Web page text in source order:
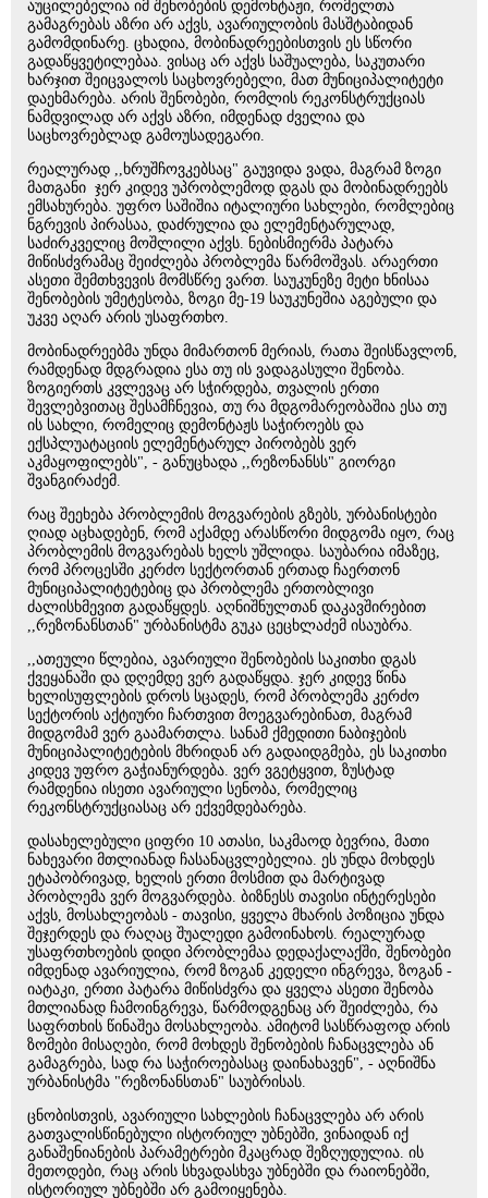
აუცილებელია იმ შენობების დემონტაჟი, რომელთა
გამაგრებას აზრი არ აქვს, ავარიულობის მასშტაბიდან
გამომდინარე. ცხადია, მობინადრეებისთვის ეს სწორი
გადაწყვეტილებაა. ვისაც არ აქვს საშუალება, საკუთარი
ხარჯით შეიცვალოს საცხოვრებელი, მათ მუნიციპალიტეტი
დაეხმარება. არის შენობები, რომლის რეკონსტრუქციას
ნამდვილად არ აქვს აზრი, იმდენად ძველია და
საცხოვრებლად გამოუსადეგარი.
რეალურად ,,ხრუშჩოვკებსაც" გაუვიდა ვადა, მაგრამ ზოგი
მათგანი ჯერ კიდევ უპრობლემოდ დგას და მობინადრეებს
ემსახურება. უფრო საშიშია იტალიური სახლები, რომლებიც
ნგრევის პირასაა, დაძრულია და ელემენტარულად,
საძირკველიც მოშლილი აქვს. ნებისმიერმა პატარა
მიწისძვრამაც შეიძლება პრობლემა წარმოშვას. არაერთი
ასეთი შემთხვევის მომსწრე ვართ. საუკუნეზე მეტი ხნისაა
შენობების უმეტესობა, ზოგი მე-19 საუკუნეშია აგებული და
უკვე აღარ არის უსაფრთხო.
მობინადრეებმა უნდა მიმართონ მერიას, რათა შეისწავლონ,
რამდენად მდგრადია ესა თუ ის ვადაგასული შენობა.
ზოგიერთს კვლევაც არ სჭირდება, თვალის ერთი
შევლებვითაც შესამჩნევია, თუ რა მდგომარეობაშია ესა თუ
ის სახლი, რომელიც დემონტაჟს საჭიროებს და
ექსპლუატაციის ელემენტარულ პირობებს ვერ
აკმაყოფილებს", - განუცხადა ,,რეზონანსს" გიორგი
შვანგირაძემ.
რაც შეეხება პრობლემის მოგვარების გზებს, ურბანისტები
ღიად აცხადებენ, რომ აქამდე არასწორი მიდგომა იყო, რაც
პრობლემის მოგვარებას ხელს უშლიდა. საუბარია იმაზეც,
რომ პროცესში კერძო სექტორთან ერთად ჩაერთონ
მუნიციპალიტეტებიც და პრობლემა ერთობლივი
ძალისხმევით გადაწყდეს. აღნიშნულთან დაკავშირებით
,,რეზონანსთან" ურბანისტმა გუკა ცეცხლაძემ ისაუბრა.
,,ათეული წლებია, ავარიული შენობების საკითხი დგას
ქვეყანაში და დღემდე ვერ გადაწყდა. ჯერ კიდევ წინა
ხელისუფლების დროს სცადეს, რომ პრობლემა კერძო
სექტორის აქტიური ჩართვით მოეგვარებინათ, მაგრამ
მიდგომამ ვერ გაამართლა. სანამ ქმედითი ნაბიჯების
მუნიციპალიტეტების მხრიდან არ გადაიდგმება, ეს საკითხი
კიდევ უფრო გაჭიანურდება. ვერ ვგეტყვით, ზუსტად
რამდენია ისეთი ავარიული სენობა, რომელიც
რეკონსტრუქციასაც არ ექვემდებარება.
დასახელებული ციფრი 10 ათასი, საკმაოდ ბევრია, მათი
ნახევარი მთლიანად ჩასანაცვლებელია. ეს უნდა მოხდეს
ეტაპობრივად, ხელის ერთი მოსმით და მარტივად
პრობლემა ვერ მოგვარდება. ბიზნესს თავისი ინტერესები
აქვს, მოსახლეობას - თავისი, ყველა მხარის პოზიცია უნდა
შეჯერდეს და რაღაც შუალედი გამოინახოს. რეალურად
უსაფრთხოების დიდი პრობლემაა დედაქალაქში, შენობები
იმდენად ავარიულია, რომ ზოგან კედელი ინგრევა, ზოგან -
იატაკი, ერთი პატარა მიწისძვრა და ყველა ასეთი შენობა
მთლიანად ჩამოინგრევა, წარმოდგენაც არ შეიძლება, რა
საფრთხის წინაშეა მოსახლეობა. ამიტომ სასწრაფოდ არის
ზომები მისაღები, რომ მოხდეს შენობების ჩანაცვლება ან
გამაგრება, სად რა საჭიროებასაც დაინახავენ", - აღნიშნა
ურბანისტმა "რეზონანსთან" საუბრისას.
ცნობისთვის, ავარიული სახლების ჩანაცვლება არ არის
გათვალისწინებული ისტორიულ უბნებში, ვინაიდან იქ
განაშენიანების პარამეტრები მკაცრად შეზღუდულია. ის
მეთოდები, რაც არის სხვადასხვა უბნებში და რაიონებში,
ისტორიულ უბნებში არ გამოიყენება.